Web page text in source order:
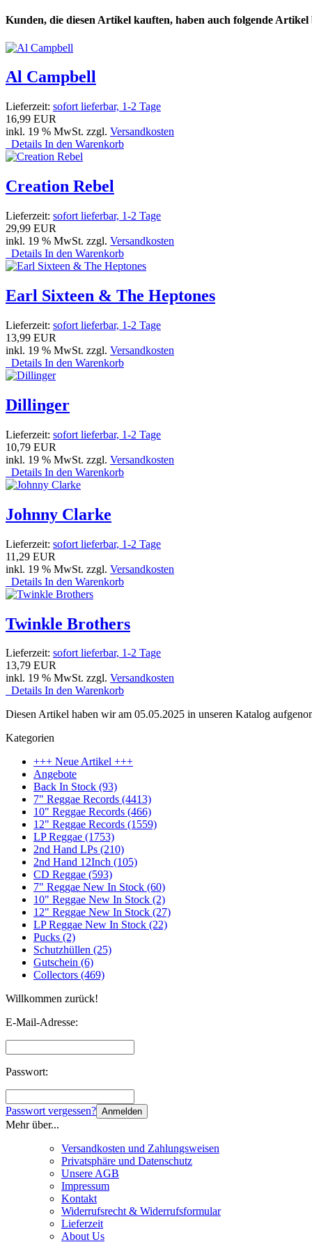
Kunden, die diesen Artikel kauften, haben auch folgende Artikel
Al Campbell
Lieferzeit: sofort lieferbar, 1-2 Tage
16,99 EUR
inkl. 19 % MwSt. zzgl. Versandkosten
Details In den Warenkorb
Creation Rebel
Lieferzeit: sofort lieferbar, 1-2 Tage
29,99 EUR
inkl. 19 % MwSt. zzgl. Versandkosten
Details In den Warenkorb
Earl Sixteen & The Heptones
Lieferzeit: sofort lieferbar, 1-2 Tage
13,99 EUR
inkl. 19 % MwSt. zzgl. Versandkosten
Details In den Warenkorb
Dillinger
Lieferzeit: sofort lieferbar, 1-2 Tage
10,79 EUR
inkl. 19 % MwSt. zzgl. Versandkosten
Details In den Warenkorb
Johnny Clarke
Lieferzeit: sofort lieferbar, 1-2 Tage
11,29 EUR
inkl. 19 % MwSt. zzgl. Versandkosten
Details In den Warenkorb
Twinkle Brothers
Lieferzeit: sofort lieferbar, 1-2 Tage
13,79 EUR
inkl. 19 % MwSt. zzgl. Versandkosten
Details In den Warenkorb
Diesen Artikel haben wir am 05.05.2025 in unseren Katalog
Kategorien
+++ Neue Artikel +++
Angebote
Back In Stock (93)
7" Reggae Records (4413)
10" Reggae Records (466)
12" Reggae Records (1559)
LP Reggae (1753)
2nd Hand LPs (210)
2nd Hand 12Inch (105)
CD Reggae (593)
7" Reggae New In Stock (60)
10" Reggae New In Stock (2)
12" Reggae New In Stock (27)
LP Reggae New In Stock (22)
Pucks (2)
Schutzhüllen (25)
Gutschein (6)
Collectors (469)
Willkommen zurück!
E-Mail-Adresse:
Passwort:
Passwort vergessen? Anmelden
Mehr über...
Versandkosten und Zahlungsweisen
Privatsphäre und Datenschutz
Unsere AGB
Impressum
Kontakt
Widerrufsrecht & Widerrufsformular
Lieferzeit
About Us